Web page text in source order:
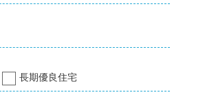
長期優良住宅